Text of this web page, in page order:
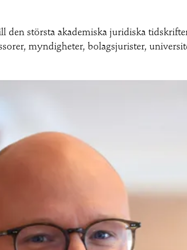
största akademiska juridiska
myndigheter, bolagsjurister,